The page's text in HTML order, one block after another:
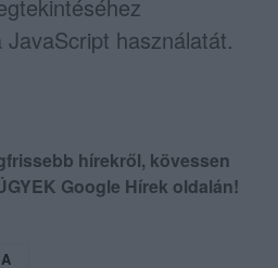
használatát.
hírekről, kövessen
Google Hírek oldalán!